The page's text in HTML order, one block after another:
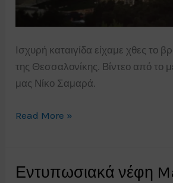
Ισχυρή καταιγίδα είχαμε χθες το
της Θεσσαλονίκης. Βίντεο από το
μας Νίκο Σαμαρά.
Ισχυρή
25/6/19
Read More »
Εντυπωσιακά νέφη